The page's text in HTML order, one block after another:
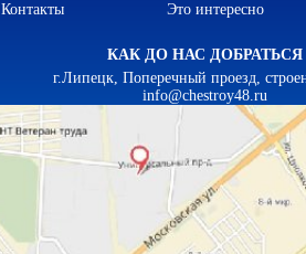
Контакты Это интересно
КАК ДО НАС ДОБРАТЬСЯ
г.Липецк, Поперечный проезд,
info@chestroy48.ru